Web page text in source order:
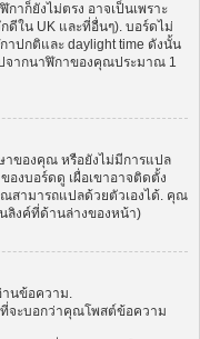
าก็ยังไม่ตรง อาจเป็นเพราะ
ดีใน UK และที่อื่นๆ). บอร์ดไม่
าปกติและ daylight time ดังนั้น
จากนาฬิกาของคุณประมาณ 1
าของคุณ หรือยังไม่มีการแปล
งบอร์ดดู เผื่อเขาอาจติดตั้ง
สามารถแปลด้วยตัวเองได้. คุณ
ลิงค์ที่ด้านล่างของหน้า)
านข้อความ.
จะบอกว่าคุณโพสต์ข้อความ